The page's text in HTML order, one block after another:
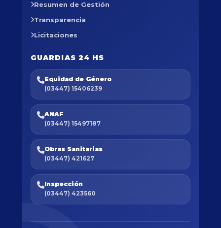
Resumen de Gestión
Transparencia
Licitaciones
GUARDIAS 24 HS
Equidad de Género
(03447) 15406239
ANAF
(03447) 15497187
Obras Sanitarias
(03447) 421627
Inspección
(03447) 423560